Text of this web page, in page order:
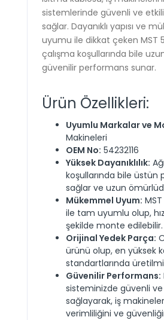
sistemlerinde güvenli ve etkili
sağlar. Dayanıklı yapısı ve
uyumu ile dikkat çeken MST
çalışma koşullarında bile
güvenilir performans sunar.
Ürün Özellikleri:
Uyumlu Markalar ve
Makineleri
OEM No: 54232116
Yüksek Dayanıklılık:
koşullarında bile üstün
sağlar ve uzun
Mükemmel Uyum:
ile tam uyumlu olup,
şekilde monte edilebilir.
Orijinal Yedek Parça:
ürünü olup, en yüksek
standartlarında
Güvenilir Performans:
sisteminizde güvenli ve
sağlayarak, iş
verimliliğini ve